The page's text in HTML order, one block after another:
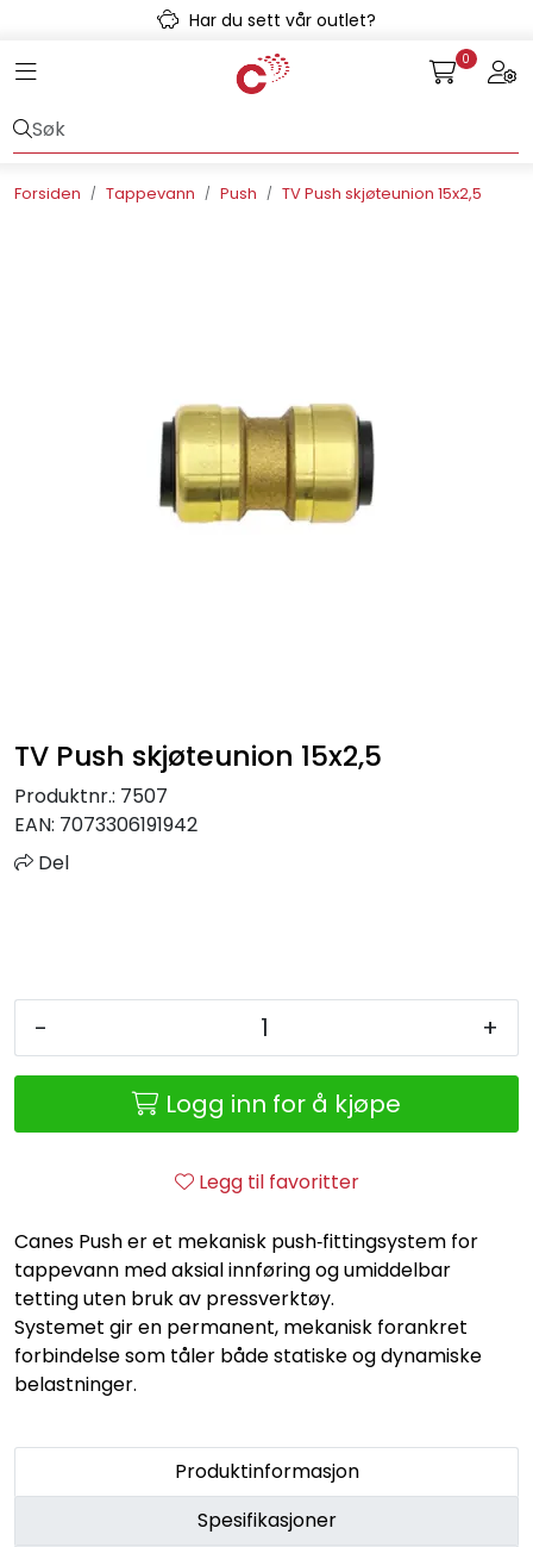
Skip to main contentHar du sett vår outlet?
Toggle navigation 0
Forsiden Tappevann Push TV Push skjøteunion 15x2,5
TV Push skjøteunion 15x2,5
Produktnr.: 7507
EAN: 7073306191942
Del
- +
Logg inn for å kjøpe
Legg til favoritter
Canes Push er et mekanisk push‑fittingsystem for
tappevann med aksial innføring og umiddelbar
tetting uten bruk av pressverktøy.
Systemet gir en permanent, mekanisk forankret
forbindelse som tåler både statiske og dynamiske
belastninger.
Produktinformasjon
Spesifikasjoner
Vannbehandling
Varmeanlegg
Retur/reklamasjon